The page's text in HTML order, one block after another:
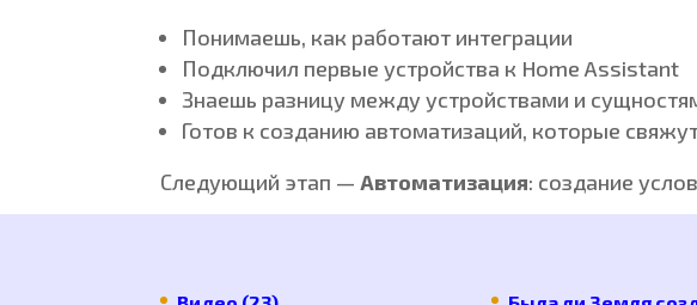
Понимаешь, как работают интеграции
Подключил первые устройства к Home Assistant
Знаешь разницу между устройствами и
Готов к созданию автоматизаций, которые
Следующий этап —Автоматизация: создание